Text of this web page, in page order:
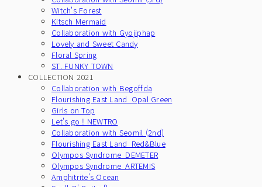
Witch's Forest
Kitsch Mermaid
Collaboration with Gyojiphap
Lovely and Sweet Candy
Floral Spring
ST. FUNKY TOWN
COLLECTION 2021
Collaboration with Begoffda
Flourishing East Land_Opal Green
Girls on Top
Let's go ! NEWTRO
Collaboration with Seomil (2nd)
Flourishing East Land_Red&Blue
Olympos Syndrome_DEMETER
Olympos Syndrome_ARTEMIS
Amphitrite's Ocean